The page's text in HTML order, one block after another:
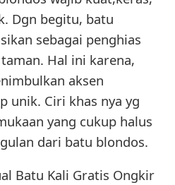
Dgn begitu, batu
sebagai penghias
Hal ini karena,
aksen
unik. Ciri khas nya yg
yang cukup halus
dari batu blondos.
Batu Kali Gratis Ongkir